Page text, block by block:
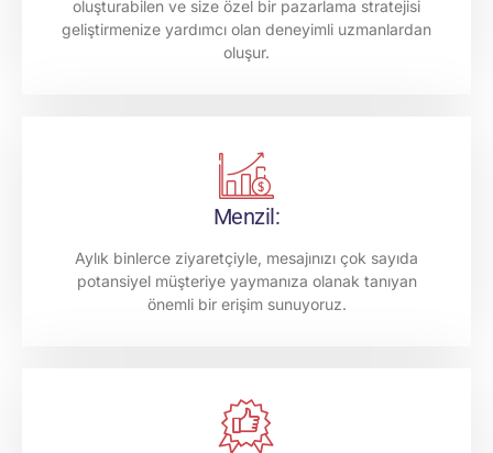
oluşturabilen ve size özel bir pazarlama stratejisi
geliştirmenize yardımcı olan deneyimli uzmanlardan
oluşur.
Menzil:
Aylık binlerce ziyaretçiyle, mesajınızı çok sayıda
potansiyel müşteriye yaymanıza olanak tanıyan
önemli bir erişim sunuyoruz.